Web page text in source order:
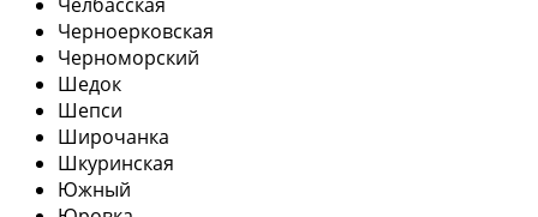
Черноерковская
Черноморский
Шедок
Шепси
Широчанка
Шкуринская
Южный